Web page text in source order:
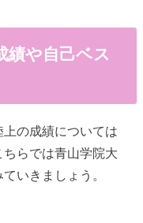
績や自己ベス
の成績については
らでは青山学院大
いきましょう。